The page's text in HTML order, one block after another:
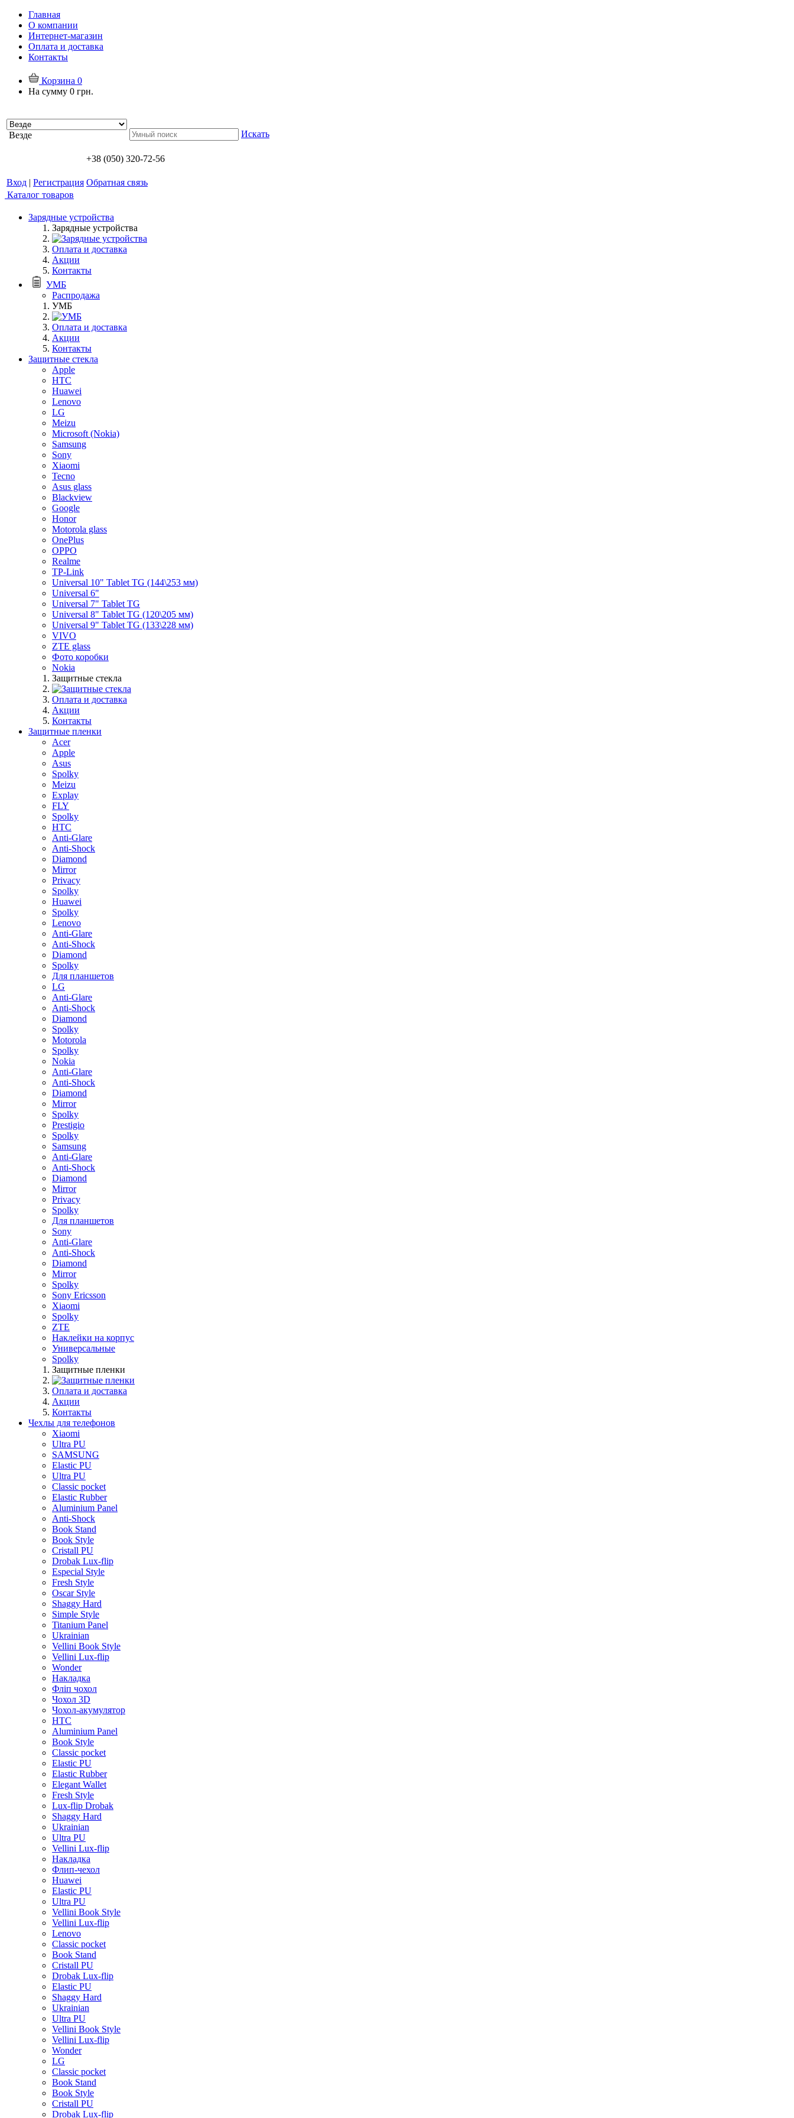
Главная
О компании
Интернет-магазин
Оплата и доставка
Контакты
Корзина 0
На сумму 0 грн.
Везде Искать
+38 (050) 320-72-56
Вход | Регистрация Обратная связь
Каталог товаров
Зарядные устройства
Зарядные устройства
Оплата и доставка
Акции
Контакты
УМБ
Распродажа
УМБ
Оплата и доставка
Акции
Контакты
Защитные стекла
Apple
HTC
Huawei
Lenovo
LG
Meizu
Microsoft (Nokia)
Samsung
Sony
Xiaomi
Tecno
Asus glass
Blackview
Google
Honor
Motorola glass
OnePlus
OPPO
Realme
TP-Link
Universal 10" Tablet TG (144\253 мм)
Universal 6"
Universal 7" Tablet TG
Universal 8" Tablet TG (120\205 мм)
Universal 9" Tablet TG (133\228 мм)
VIVO
ZTE glass
Фото коробки
Nokia
Защитные стекла
Оплата и доставка
Акции
Контакты
Защитные пленки
Acer
Apple
Asus
Spolky
Meizu
Explay
FLY
Spolky
HTC
Anti-Glare
Anti-Shock
Diamond
Mirror
Privacy
Spolky
Huawei
Spolky
Lenovo
Anti-Glare
Anti-Shock
Diamond
Spolky
Для планшетов
LG
Anti-Glare
Anti-Shock
Diamond
Spolky
Motorola
Spolky
Nokia
Anti-Glare
Anti-Shock
Diamond
Mirror
Spolky
Prestigio
Spolky
Samsung
Anti-Glare
Anti-Shock
Diamond
Mirror
Privacy
Spolky
Для планшетов
Sony
Anti-Glare
Anti-Shock
Diamond
Mirror
Spolky
Sony Ericsson
Xiaomi
Spolky
ZTE
Наклейки на корпус
Универсальные
Spolky
Защитные пленки
Оплата и доставка
Акции
Контакты
Чехлы для телефонов
Xiaomi
Ultra PU
SAMSUNG
Elastic PU
Ultra PU
Classic pocket
Elastic Rubber
Aluminium Panel
Anti-Shock
Book Stand
Book Style
Cristall PU
Drobak Lux-flip
Especial Style
Fresh Style
Oscar Style
Shaggy Hard
Simple Style
Titanium Panel
Ukrainian
Vellini Book Style
Vellini Lux-flip
Wonder
Накладка
Фліп чохол
Чохол 3D
Чохол-акумулятор
HTC
Aluminium Panel
Book Style
Classic pocket
Elastic PU
Elastic Rubber
Elegant Wallet
Fresh Style
Lux-flip Drobak
Shaggy Hard
Ukrainian
Ultra PU
Vellini Lux-flip
Накладка
Флип-чехол
Huawei
Elastic PU
Ultra PU
Vellini Book Style
Vellini Lux-flip
Lenovo
Classic pocket
Book Stand
Cristall PU
Drobak Lux-flip
Elastic PU
Shaggy Hard
Ukrainian
Ultra PU
Vellini Book Style
Vellini Lux-flip
Wonder
LG
Classic pocket
Book Stand
Book Style
Cristall PU
Drobak Lux-flip